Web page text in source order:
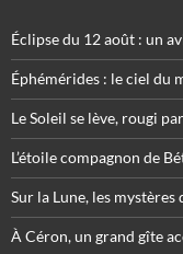
Éclipse du 12 août : un
Éphémérides : le ciel du
Le Soleil se lève, rougi
L’étoile compagnon de
Sur la Lune, les
À Céron, un grand gîte